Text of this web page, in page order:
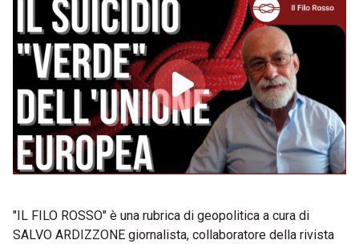
"IL FILO ROSSO" è una rubrica di geopolitica a cura di
SALVO ARDIZZONE giornalista, collaboratore della rivista